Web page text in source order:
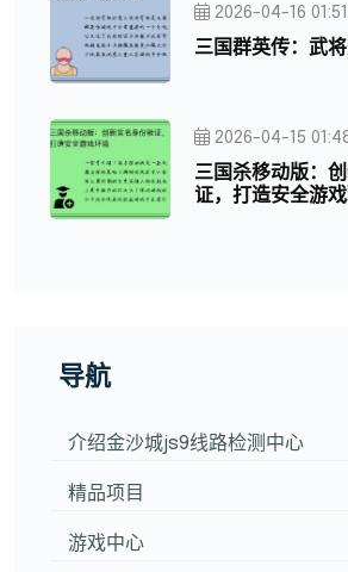
2026-04-16
三国群英传：武
2026-04-15
三国杀移动版：
证，打造安全游
导航
介绍金沙城js9线路检测中心
精品项目
游戏中心